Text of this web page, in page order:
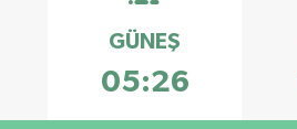
GÜNEŞ
05:26